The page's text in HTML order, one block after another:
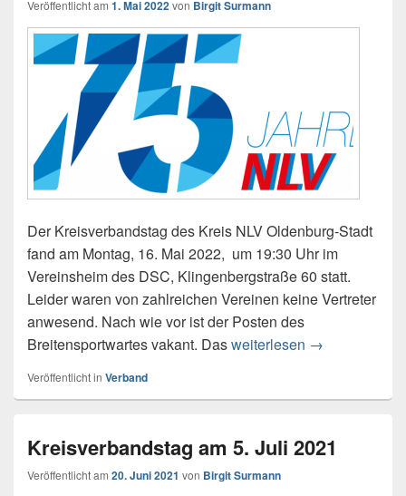
Veröffentlicht am 1. Mai 2022von Birgit Surmann
Der Kreisverbandstag des Kreis NLV Oldenburg-Stadt
fand am Montag, 16. Mai 2022, um 19:30 Uhr im
Vereinsheim des DSC, Klingenbergstraße 60 statt.
Leider waren von zahlreichen Vereinen keine Vertreter
anwesend. Nach wie vor ist der Posten des
Breitensportwartes vakant. Dasweiterlesen →
Veröffentlicht in Verband
Kreisverbandstag am 5. Juli 2021
Veröffentlicht am 20. Juni 2021 von Birgit Surmann